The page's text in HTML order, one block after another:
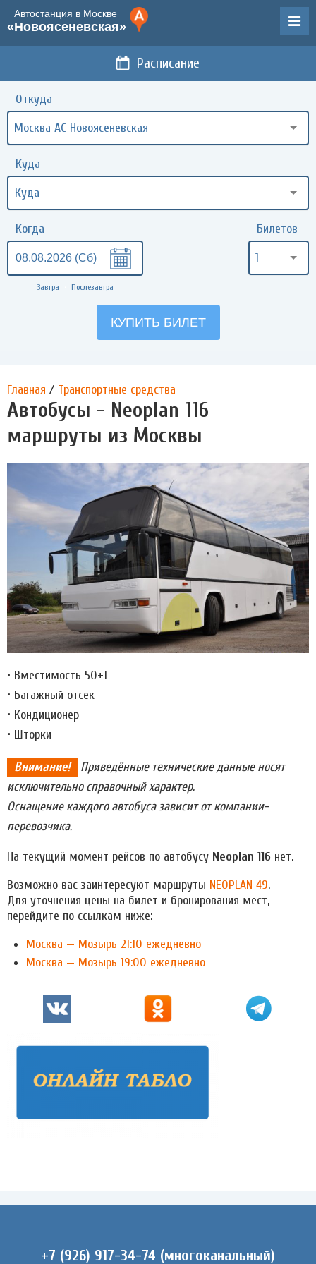
Автостанция в Москве
«Новоясеневская»
Расписание
Откуда
Москва АС Новоясеневская
Куда
Когда
Завтра Послезавтра
Билетов
1
Главная / Транспортные средства
Автобусы - Neoplan 116
маршруты из Москвы
• Вместимость 50+1
• Багажный отсек
• Кондиционер
• Шторки
Внимание!
Приведённые технические данные носят
исключительно справочный характер.
Оснащение каждого автобуса зависит от компании-
перевозчика.
На текущий момент рейсов по автобусу Neoplan 116 нет.
Возможно вас заинтересуют маршруты NEOPLAN 49.
Для уточнения цены на билет и бронирования мест,
перейдите по ссылкам ниже:
Москва — Мозырь 21:10 ежедневно
Москва — Мозырь 19:00 ежедневно
+7 (926) 917-34-74 (многоканальный)